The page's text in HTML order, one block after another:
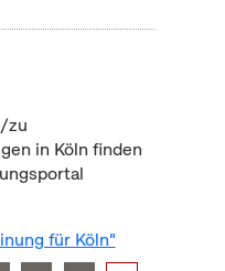
zu
in Köln finden
für Köln"